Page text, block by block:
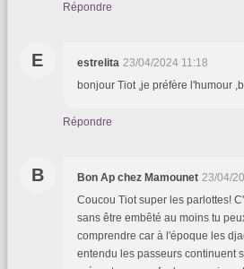
Répondre
E estrelita 23/04/2024 11:18
bonjour Tiot ,je préfère l'humour
Répondre
B Bon Ap chez Mamounet 23/04/
Coucou Tiot super les parlottes!
sans être embêté au moins tu
comprendre car à l'époque les
entendu les passeurs continuent